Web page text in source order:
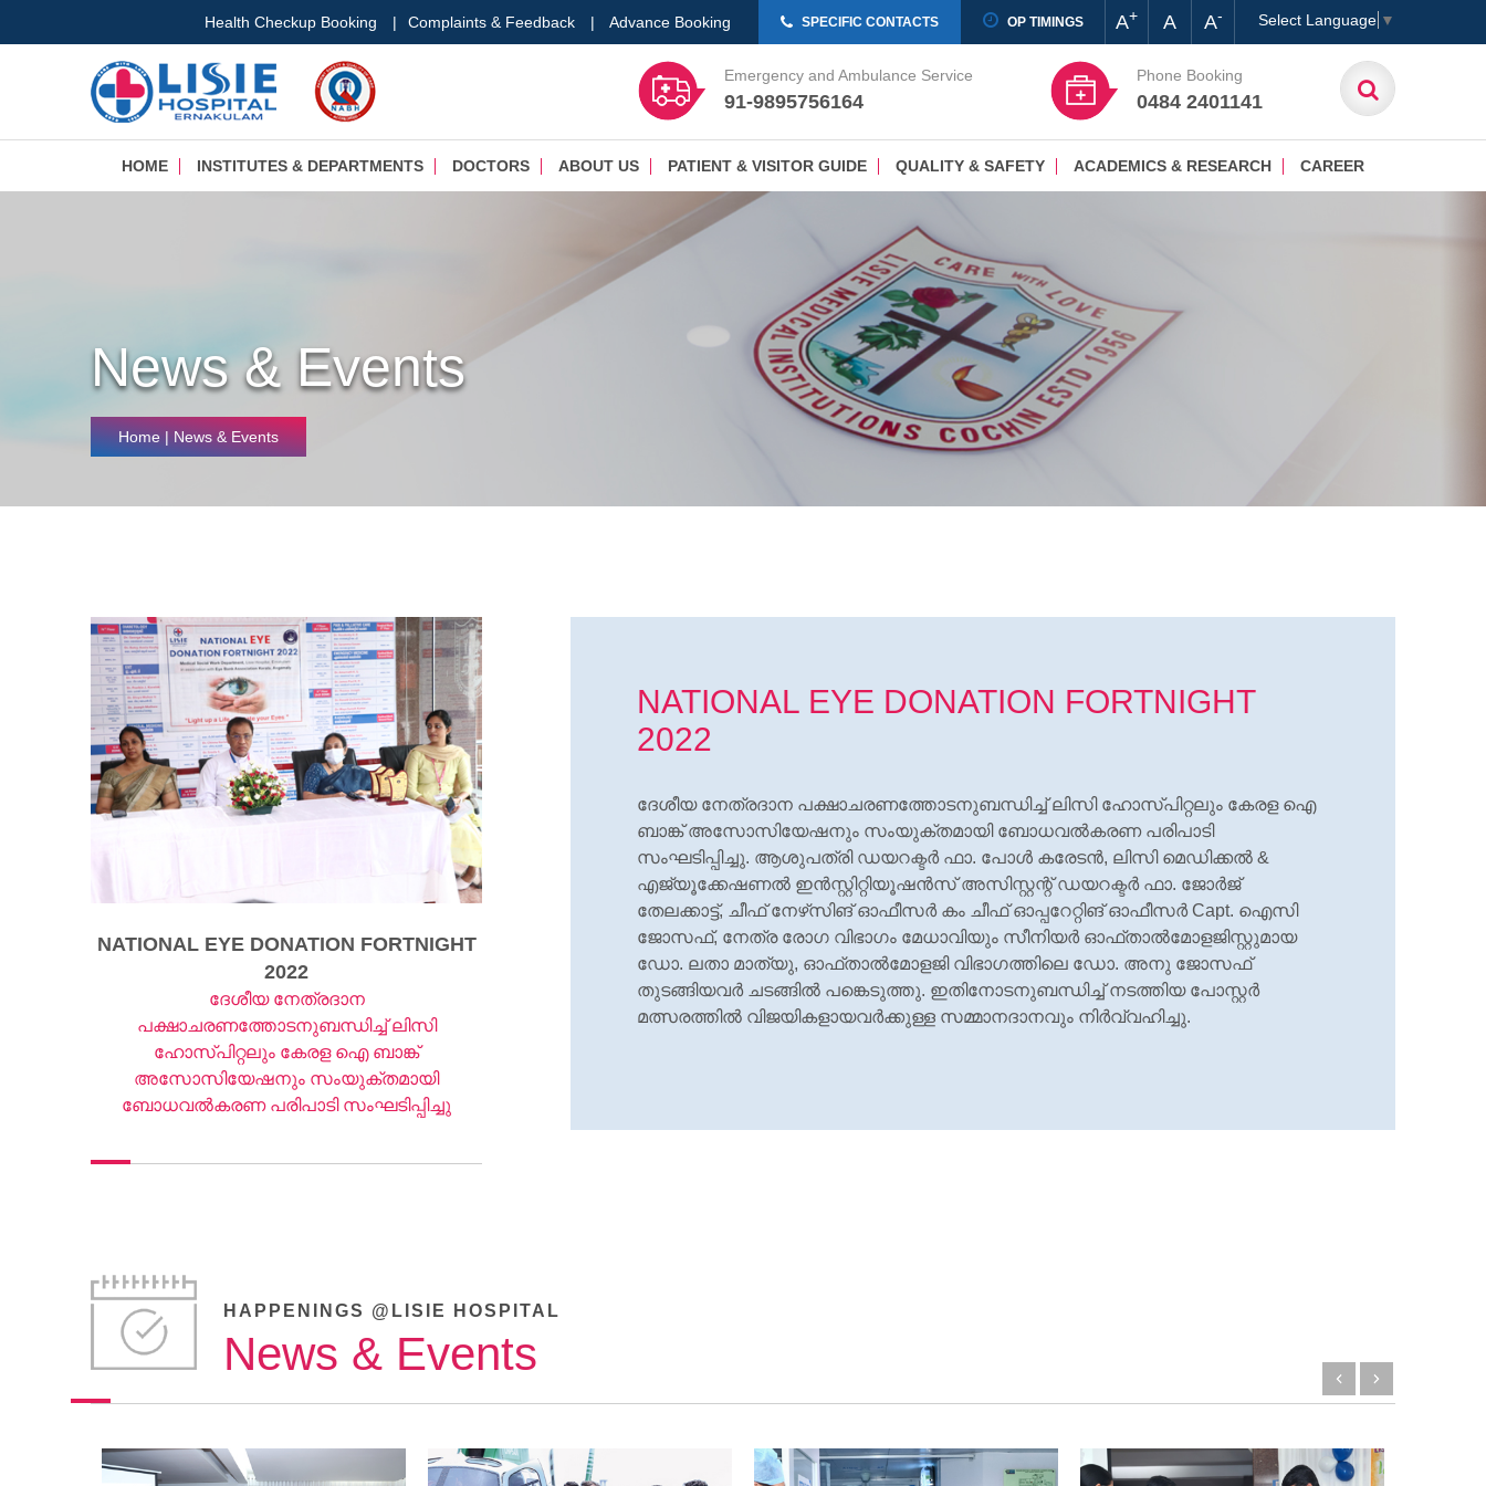
Health Checkup Booking | Complaints & Feedback | Advance Booking SPECIFIC CONTACTS OP TIMINGS A+ A A- Select Language ▼
Emergency and Ambulance Service
91-9895756164
Phone Booking
0484 2401141
HOME INSTITUTES & DEPARTMENTS DOCTORS ABOUT US PATIENT & VISITOR GUIDE QUALITY & SAFETY ACADEMICS & RESEARCH CAREER
News & Events
Home| News & Events
NATIONAL EYE DONATION FORTNIGHT
2022
ദേശീയ നേത്രദാന
പക്ഷാചരണത്തോടനുബന്ധിച്ച് ലിസി
ഹോസ്പിറ്റലും കേരള ഐ ബാങ്ക്
അസോസിയേഷനും സംയുക്തമായി
ബോധവല്‍കരണ പരിപാടി സംഘടിപ്പിച്ചു
NATIONAL EYE DONATION FORTNIGHT
2022
ദേശീയ നേത്രദാന പക്ഷാചരണത്തോടനുബന്ധിച്ച് ലിസി ഹോസ്പിറ്റലും കേരള ഐ
ബാങ്ക് അസോസിയേഷനും സംയുക്തമായി ബോധവല്‍കരണ പരിപാടി
സംഘടിപ്പിച്ചു. ആശുപത്രി ഡയറക്ടര്‍ ഫാ. പോള്‍ കരേടന്‍, ലിസി മെഡിക്കല്‍ &
എജ്യൂക്കേഷണല്‍ ഇന്‍സ്റ്റിറ്റിയൂഷന്‍സ് അസിസ്റ്റന്റ് ഡയറക്ടര്‍ ഫാ. ജോര്‍ജ്
തേലക്കാട്ട്, ചീഫ് നേഴ്‌സിങ് ഓഫീസര്‍ കം ചീഫ് ഓപ്പറേറ്റിങ് ഓഫീസര്‍ Capt. ഐസി
ജോസഫ്, നേത്ര രോഗ വിഭാഗം മേധാവിയും സീനിയര്‍ ഓഫ്താല്‍മോളജിസ്റ്റുമായ
ഡോ. ലതാ മാത്യു, ഓഫ്താല്‍മോളജി വിഭാഗത്തിലെ ഡോ. അനു ജോസഫ്
തുടങ്ങിയവര്‍ ചടങ്ങില്‍ പങ്കെടുത്തു. ഇതിനോടനുബന്ധിച്ച് നടത്തിയ പോസ്റ്റര്‍
മത്സരത്തില്‍ വിജയികളായവര്‍ക്കുള്ള സമ്മാനദാനവും നിര്‍വ്വഹിച്ചു.
HAPPENINGS @LISIE HOSPITAL
News & Events